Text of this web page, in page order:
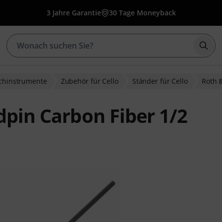
3 Jahre Garantie 30 Tage Moneyback
Zubehör für Cello Ständer für Cello Roth
Carbon Fiber 1/2